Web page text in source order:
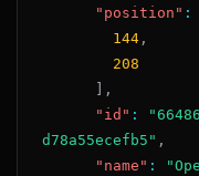
"position" :
144,
208
,
"id" :
d78a55ecefb5" ,
"name" :